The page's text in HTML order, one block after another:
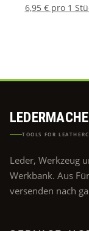
6,95 € pro 1
TOOLS FOR
Leder, Werkzeug
Werkbank. Aus
versenden nach